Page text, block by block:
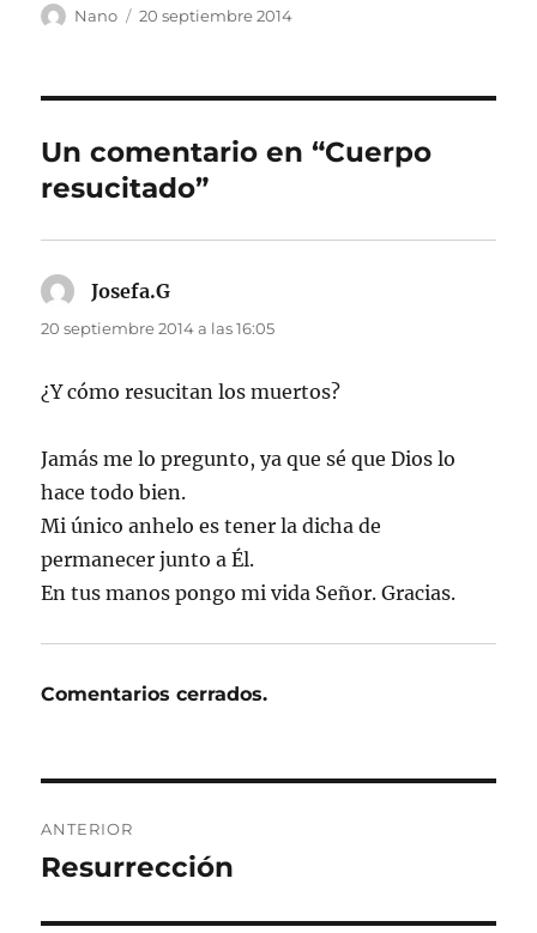
Autor
Nano
Publicado
20 septiembre 2014
Un comentario en “Cuerpo
resucitado”
Josefa.G
20 septiembre 2014 a las 16:05
¿Y cómo resucitan los muertos?
Jamás me lo pregunto, ya que sé que Dios lo
hace todo bien.
Mi único anhelo es tener la dicha de
permanecer junto a Él.
En tus manos pongo mi vida Señor. Gracias.
Comentarios cerrados.
de
ANTERIOR
Entrada
Resurrección